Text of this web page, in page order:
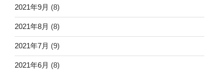
2021年9月 (8)
2021年8月 (8)
2021年7月 (9)
2021年6月 (8)